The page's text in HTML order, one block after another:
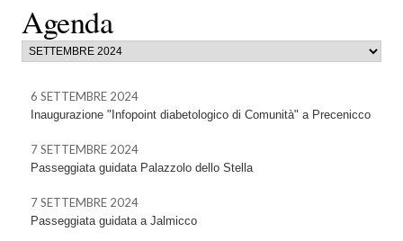
Agenda
6 SETTEMBRE 2024
Inaugurazione "Infopoint diabetologico di Comunità" a Precenicco
7 SETTEMBRE 2024
Passeggiata guidata Palazzolo dello Stella
7 SETTEMBRE 2024
Passeggiata guidata a Jalmicco